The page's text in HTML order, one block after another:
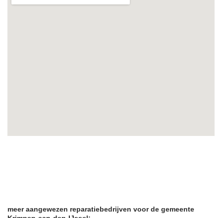
meer aangewezen reparatiebedrijven voor de gemeente